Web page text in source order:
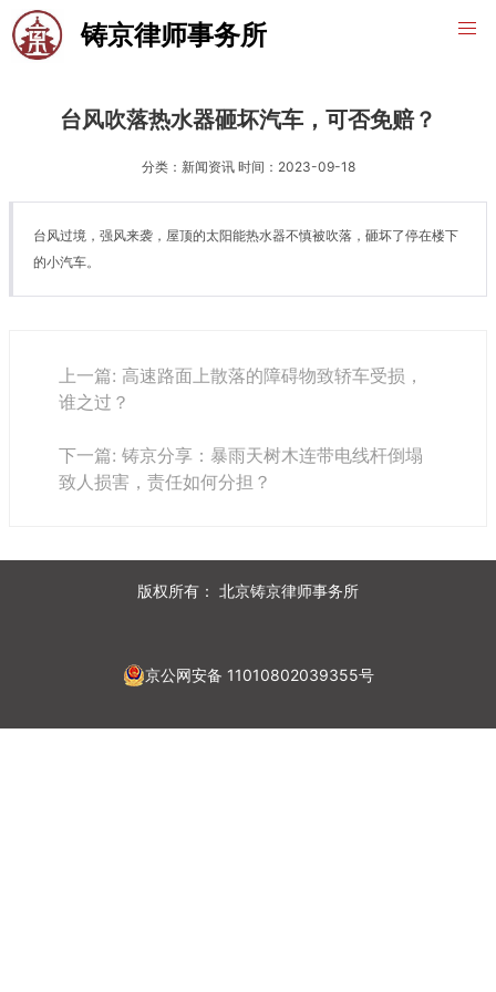
铸京律师事务所
台风吹落热水器砸坏汽车，可否免赔？
分类：新闻资讯 时间：2023-09-18
台风过境，强风来袭，屋顶的太阳能热水器不慎被吹落，砸坏了停在楼下
的小汽车。
上一篇: 高速路面上散落的障碍物致轿车受损，
谁之过？
下一篇: 铸京分享：暴雨天树木连带电线杆倒塌
致人损害，责任如何分担？
版权所有： 北京铸京律师事务所
京公网安备 11010802039355号